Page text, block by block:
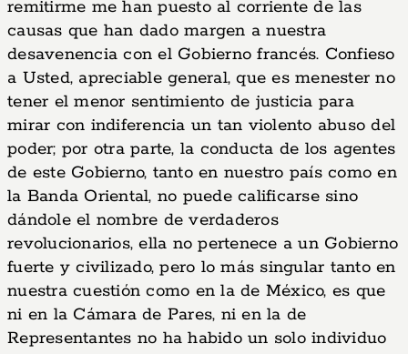
remitirme me han puesto al corriente de las
causas que han dado margen a nuestra
desavenencia con el Gobierno francés. Confieso
a Usted, apreciable general, que es menester no
tener el menor sentimiento de justicia para
mirar con indiferencia un tan violento abuso del
poder; por otra parte, la conducta de los agentes
de este Gobierno, tanto en nuestro país como en
la Banda Oriental, no puede calificarse sino
dándole el nombre de verdaderos
revolucionarios, ella no pertenece a un Gobierno
fuerte y civilizado, pero lo más singular tanto en
nuestra cuestión como en la de México, es que
ni en la Cámara de Pares, ni en la de
Representantes no ha habido un solo individuo